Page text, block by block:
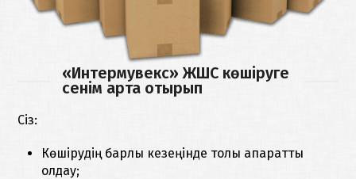
«Интермувекс» ЖШС көшіруге
сенім арта отырып
Сіз:
Көшірудің барлық кезеңінде толық ақпараттық
қолдау;